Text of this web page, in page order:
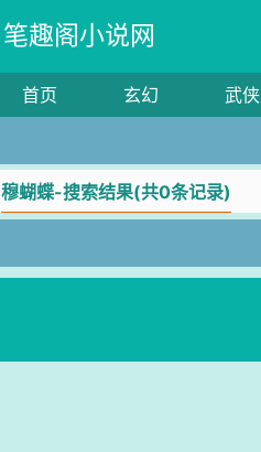
笔趣阁小说网
首页 玄幻 武侠
穆蝴蝶-搜索结果(共0条记录)